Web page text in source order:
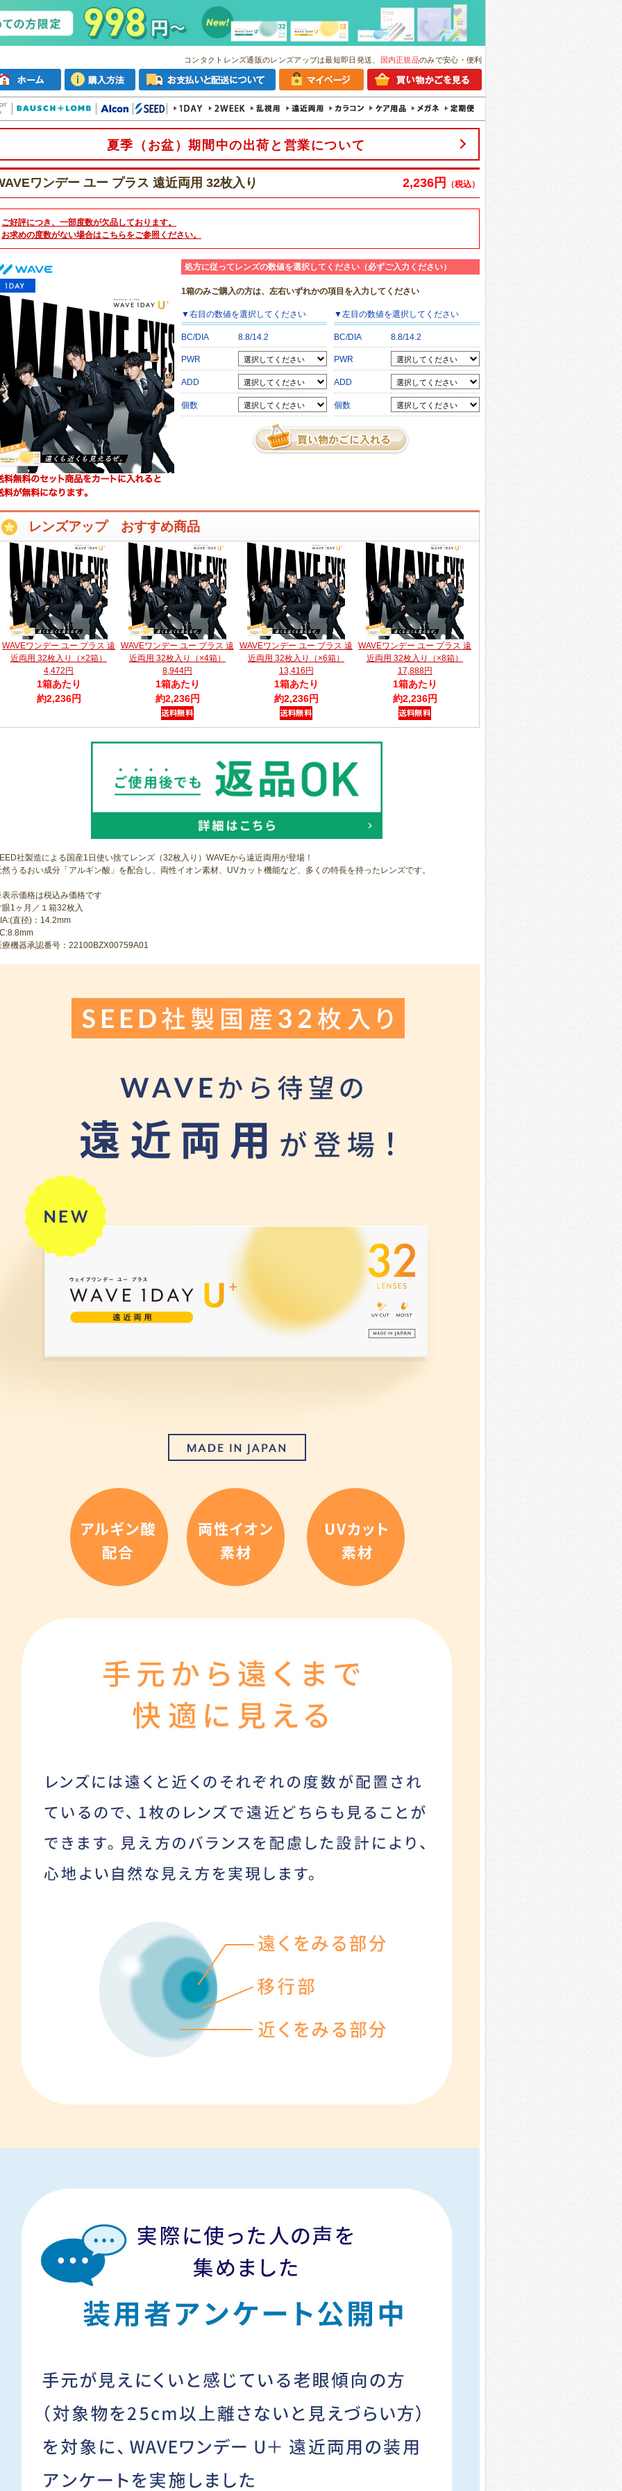
コンタクトレンズ通販のレンズアップは最短即日発送、 国内正規品のみで安心・便利
夏季（お盆）期間中の出荷と営業について
ワンデー ユー プラス 遠近両用 32枚入り 2,236円 （税込）
ご好評につき、一部度数が欠品しております。
お求めの度数がない場合はこちらをご参照ください。
処方に従ってレンズの数値を選択してください（必ずご入力ください）
1箱のみご購入の方は、左右いずれかの項目を入力してください
▼右目の数値を選択してください
BC/DIA 8.8/14.2
PWR
ADD
個数
▼左目の数値を選択してください
BC/DIA 8.8/14.2
PWR
ADD
個数
レンズアップ おすすめ商品
WAVEワンデー ユー プラス 遠
近両用 32枚入り（×2箱）
4,472円
1箱あたり
約2,236円
WAVEワンデー ユー プラス 遠
近両用 32枚入り（×4箱）
8,944円
1箱あたり
約2,236円
WAVEワンデー ユー プラス 遠
近両用 32枚入り（×6箱）
13,416円
1箱あたり
約2,236円
WAVEワンデー ユー プラス 遠
近両用 32枚入り（×8箱）
17,888円
1箱あたり
約2,236円
社製造による国産1日使い捨てレンズ（32枚入り）WAVEから遠近両用が登場！
然うるおい成分「アルギン酸」を配合し、両性イオン素材、UVカット機能など、多くの特長を持ったレンズです。
示価格は税込み価格です
眼1ヶ月／１箱32枚入
直径)：14.2mm
療機器承認番号：22100BZX00759A01